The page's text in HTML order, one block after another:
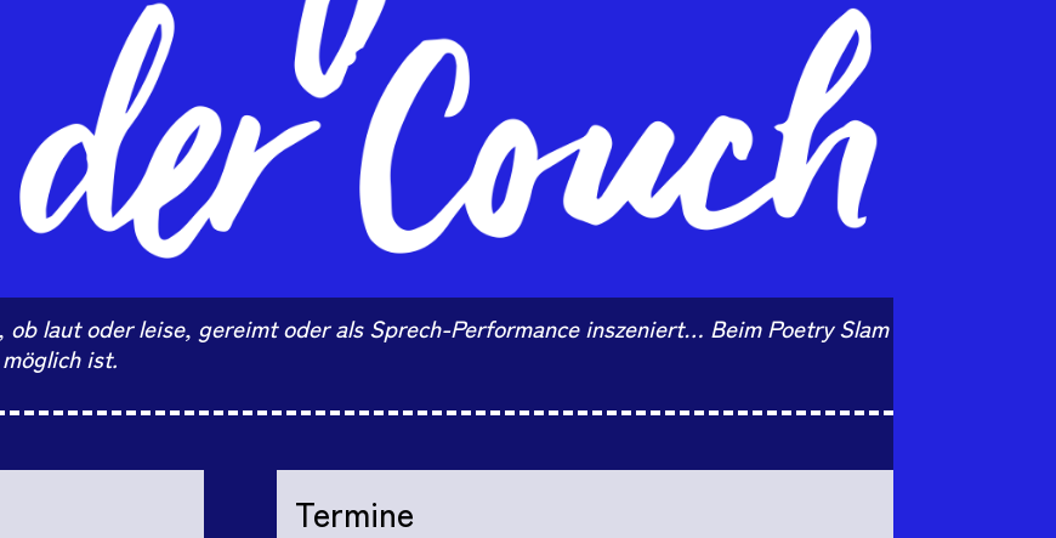
laut oder leise, gereimt oder als Sprech-Performance inszeniert… Beim Poetry Slam
ist.
Termine